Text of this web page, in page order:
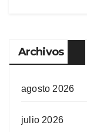
Archivos
agosto 2026
julio 2026